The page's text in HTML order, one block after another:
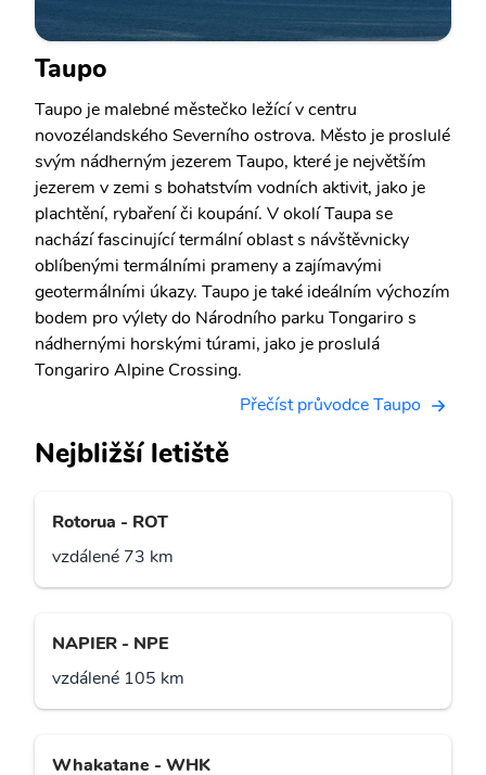
Taupo
Taupo je malebné městečko ležící v centru
novozélandského Severního ostrova. Město je proslulé
svým nádherným jezerem Taupo, které je největším
jezerem v zemi s bohatstvím vodních aktivit, jako je
plachtění, rybaření či koupání. V okolí Taupa se
nachází fascinující termální oblast s návštěvnicky
oblíbenými termálními prameny a zajímavými
geotermálními úkazy. Taupo je také ideálním výchozím
bodem pro výlety do Národního parku Tongariro s
nádhernými horskými túrami, jako je proslulá
Tongariro Alpine Crossing.
Přečíst průvodce Taupo
Nejbližší letiště
Rotorua - ROT
vzdálené 73 km
NAPIER - NPE
vzdálené 105 km
Whakatane - WHK